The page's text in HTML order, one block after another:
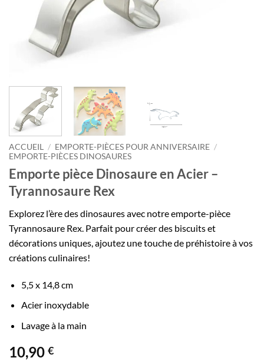
ACCUEIL / EMPORTE-PIÈCES POUR ANNIVERSAIRE /
EMPORTE-PIÈCES DINOSAURES
Emporte pièce Dinosaure en Acier –
Tyrannosaure Rex
Explorez l’ère des dinosaures avec notre emporte-pièce
Tyrannosaure Rex. Parfait pour créer des biscuits et
décorations uniques, ajoutez une touche de préhistoire à vos
créations culinaires!
5,5 x 14,8 cm
Acier inoxydable
Lavage à la main
10,90 €